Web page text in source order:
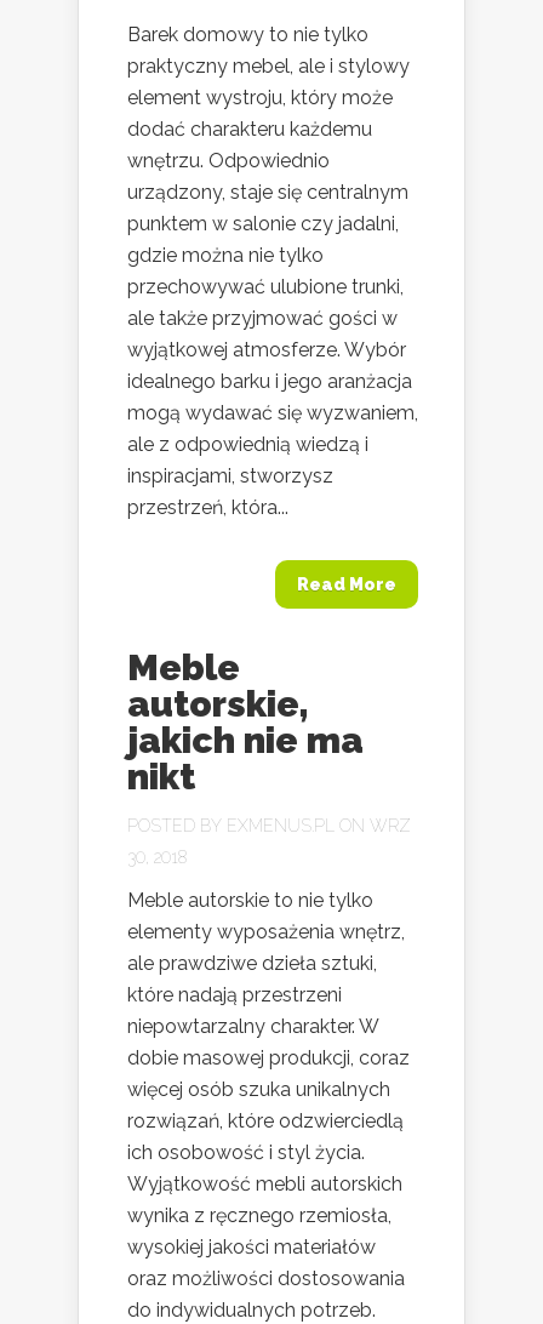
Barek domowy to nie tylko
praktyczny mebel, ale i stylowy
element wystroju, który może
dodać charakteru każdemu
wnętrzu. Odpowiednio
urządzony, staje się centralnym
punktem w salonie czy jadalni,
gdzie można nie tylko
przechowywać ulubione trunki,
ale także przyjmować gości w
wyjątkowej atmosferze. Wybór
idealnego barku i jego aranżacja
mogą wydawać się wyzwaniem,
ale z odpowiednią wiedzą i
inspiracjami, stworzysz
przestrzeń, która...
Read More
Meble
autorskie,
jakich nie ma
nikt
POSTED BY EXMENUS.PL
ON WRZ
30, 2018
Meble autorskie to nie tylko
elementy wyposażenia wnętrz,
ale prawdziwe dzieła sztuki,
które nadają przestrzeni
niepowtarzalny charakter. W
dobie masowej produkcji, coraz
więcej osób szuka unikalnych
rozwiązań, które odzwierciedlą
ich osobowość i styl życia.
Wyjątkowość mebli autorskich
wynika z ręcznego rzemiosła,
wysokiej jakości materiałów
oraz możliwości dostosowania
do indywidualnych potrzeb.